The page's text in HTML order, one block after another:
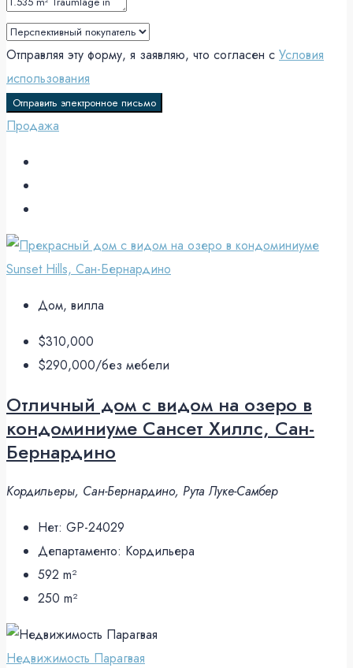
Отправляя эту форму, я заявляю, что согласен с Условия
использования
Отправить электронное письмо
Продажа
Дом, вилла
$310,000
$290,000/без мебели
Отличный дом с видом на озеро в
кондоминиуме Сансет Хиллс, Сан-
Бернардино
Кордильеры, Сан-Бернардино, Рута Луке-Самбер
Нет: GP-24029
Департаменто: Кордильера
592 m²
250 m²
Недвижимость Парагвая